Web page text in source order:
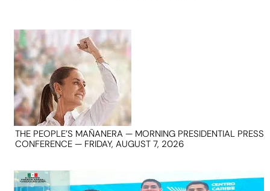
THE PEOPLE’S MAÑANERA — MORNING PRESIDENTIAL PRESS
CONFERENCE — FRIDAY, AUGUST 7, 2026